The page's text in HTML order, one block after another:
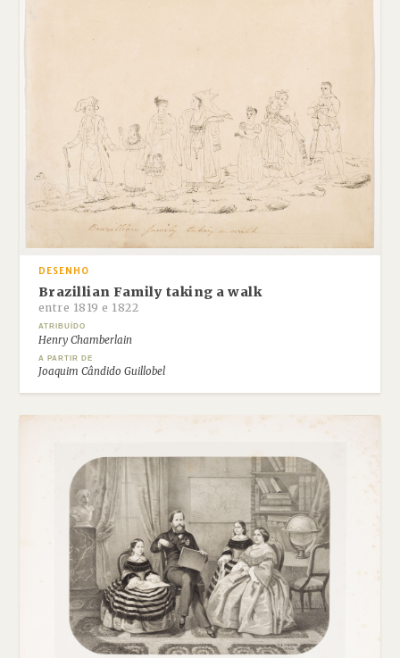
DESENHO
Brazillian Family taking a walk
entre 1819 e 1822
ATRIBUÍDO
Henry Chamberlain
A PARTIR DE
Joaquim Cândido Guillobel